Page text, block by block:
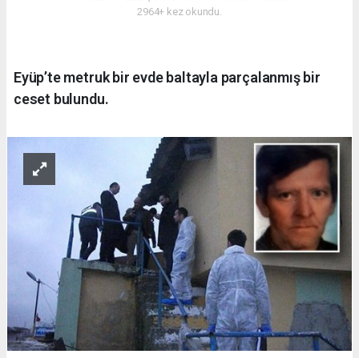
2964+ kez okundu.
Eyüp’te metruk bir evde baltayla parçalanmış bir
ceset bulundu.